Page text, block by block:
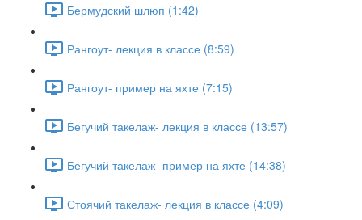
Бермудский шлюп (1:42)
Рангоут- лекция в классе (8:59)
Рангоут- пример на яхте (7:15)
Бегучий такелаж- лекция в классе (13:57)
Бегучий такелаж- пример на яхте (14:38)
Стоячий такелаж- лекция в классе (4:09)